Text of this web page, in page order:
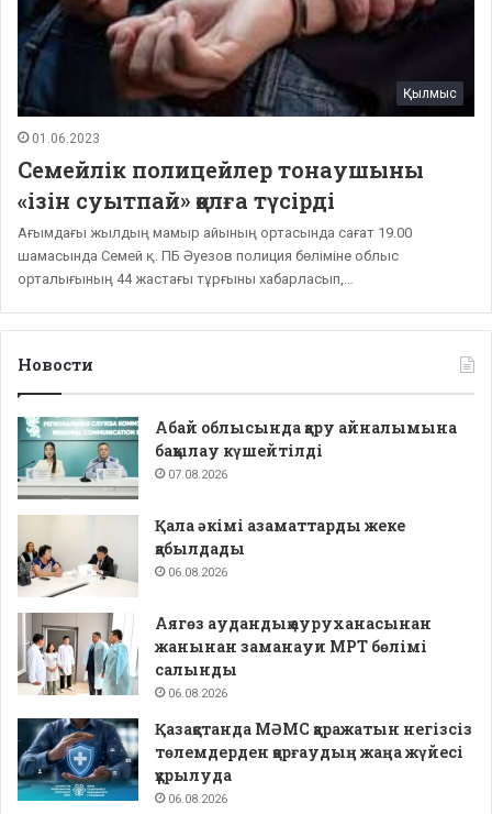
Қылмыс
01.06.2023
Семейлік полицейлер тонаушыны
«ізін суытпай» қолға түсірді
Ағымдағы жылдың мамыр айының ортасында сағат 19.00
шамасында Семей қ. ПБ Әуезов полиция бөліміне облыс
орталығының 44 жастағы тұрғыны хабарласып,…
Новости
Абай облысында қару айналымына
бақылау күшейтілді
07.08.2026
Қала әкімі азаматтарды жеке
қабылдады
06.08.2026
Аягөз аудандық ауруханасынан
жанынан заманауи МРТ бөлімі
салынды
06.08.2026
Қазақстанда МӘМС қаражатын негізсіз
төлемдерден қорғаудың жаңа жүйесі
құрылуда
06.08.2026